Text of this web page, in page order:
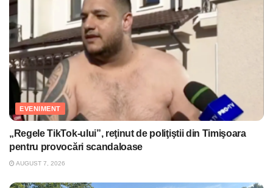
EVENIMENT
„Regele TikTok-ului”, reţinut de poliţiştii din Timişoara
pentru provocări scandaloase
AUGUST 7, 2026